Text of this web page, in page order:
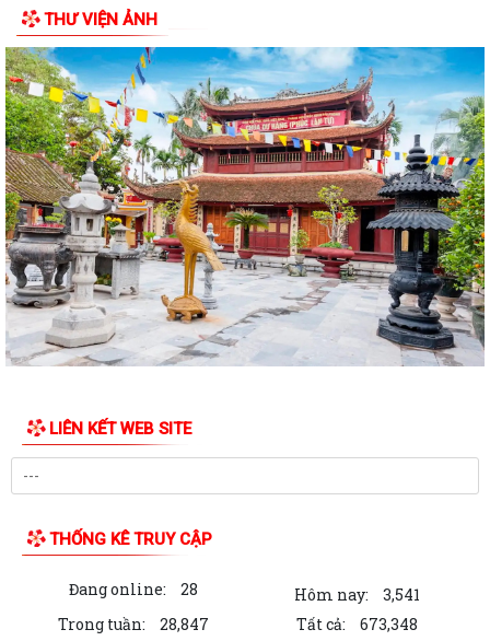
ĐẢNG ỦY UBND XÃ VĨNH AM TỔ CHỨC LỄ CHÀO CỜ, SINH HOẠT DƯỚI
CỜ THÁNG 8 NĂM 2026.
QUYẾT ĐỊNH Về việc công bố thủ tục hành chính nội bộ được sửa đổi,
bổ sung thuộc phạm vi, chức...
QUYẾT ĐỊNH Về việc công bố danh mục thủ tục hành chính được sửa
đổi, bổ sung, bị bãi bỏ thuộc...
QUYẾT ĐỊNH Về việc công bố danh mục thủ tục hành chính ban hành
mới, được sửa đổi, bổ sung lĩnh...
QUYẾT ĐỊNH Về việc công bố Danh mục thủ tục hành chính được sửa
đổi, bổ sung thuộc phạm vi chức...
QUYẾT ĐỊNH tháng năm 2026 Về việc công bố thủ tục hành chính nội
QUYẾT ĐỊNH Về việc công bố danh mục thủ tục hành chính ban hành
mới lĩnh vực điện lực thuộc phạm...
BAN TUYÊN GIÁO VÀ DÂN VẬN THÀNH ỦY HẢI PHÒNG TỔ CHỨC HỘI
XÃ VĨNH AM THAM DỰ HỘI NGHỊ TẬP HUẤN TRIỂN KHAI THỦ TỤC
HÀNH CHÍNH CỦA ĐẢNG TRÊN MÔI TRƯỜNG ĐIỆN...
XÃ VĨNH AM TỔ CHỨC LỄ CÔNG BỐ QUYẾT ĐỊNH THÀNH LẬP ĐẢNG
THƯ VIỆN ẢNH
LIÊN KẾT WEB SITE
THỐNG KÊ TRUY CẬP
Đang online: 28 Hôm nay:
3,541
Trong tuần:
28,847 Tất cả: 673,348